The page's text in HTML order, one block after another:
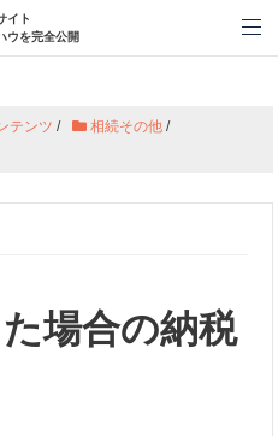
イト
ウを完全公開
メ
テンツ / 相続その他/
場合の納税